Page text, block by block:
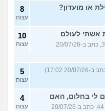
או מועדון? 8
עצות
אשתי לעולם
(אבי, בן 30, כתב ב-20/07/26
10
עצות
5
עצות
לי בחלום, האם
(אב עובד, בן 44, כתב ב-20/07/26
4
עצות